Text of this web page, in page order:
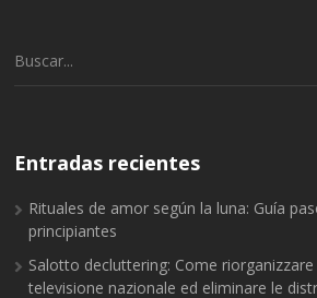
Buscar:
Entradas recientes
Rituales de amor según la luna: Guía
principiantes
Salotto decluttering: Come
televisione nazionale ed eliminare le